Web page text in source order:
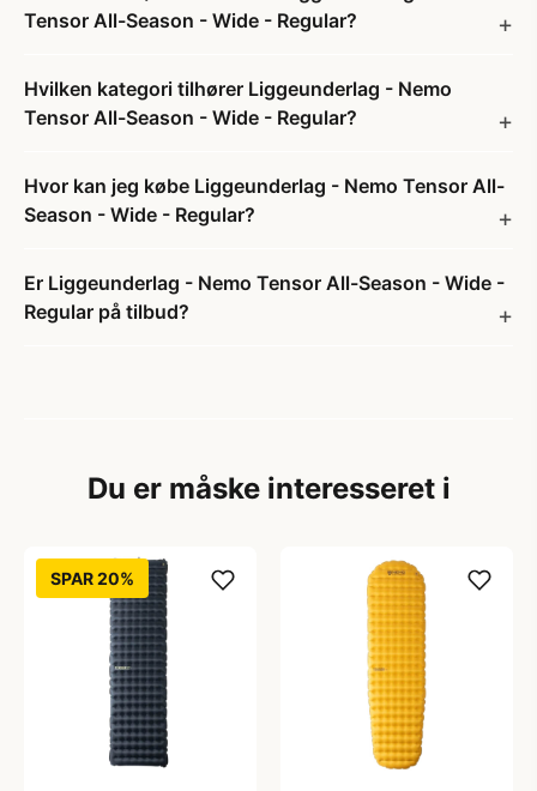
Tensor All-Season - Wide - Regular?
Hvilken kategori tilhører Liggeunderlag - Nemo
Tensor All-Season - Wide - Regular?
Hvor kan jeg købe Liggeunderlag - Nemo Tensor All-
Season - Wide - Regular?
Er Liggeunderlag - Nemo Tensor All-Season - Wide -
Regular på tilbud?
Du er måske interesseret i
SPAR 20%